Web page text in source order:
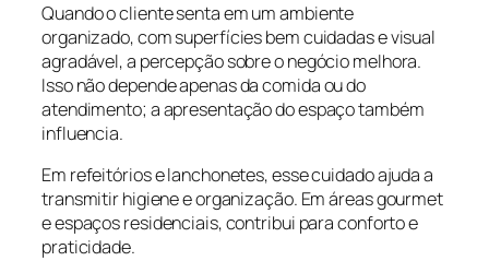
Quando o cliente senta em um ambiente
organizado, com superfícies bem cuidadas e visual
agradável, a percepção sobre o negócio melhora.
Isso não depende apenas da comida ou do
atendimento; a apresentação do espaço também
influencia.
Em refeitórios e lanchonetes, esse cuidado ajuda a
transmitir higiene e organização. Em áreas gourmet
e espaços residenciais, contribui para conforto e
praticidade.